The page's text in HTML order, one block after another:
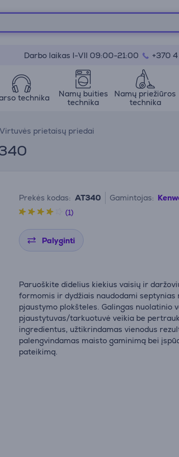
Darbo laikas I-VII 09:00-21:00 +370
technika
Namų buities
technika
Namų priežiūros
technika
Virtuvės prietaisų priedai
Prekės kodas: AT340 Gamintojas:
(1)
Palyginti
Paruoškite didelius kiekius vaisių ir
formomis ir dydžiais naudodami septynias
pjaustymo plokšteles. Galingas nuolatinio
pjaustytuvas/tarkuotuvė veikia be
ingredientus, užtikrindamas vienodus
palengvindamas maisto gaminimą bei
pateikimą.